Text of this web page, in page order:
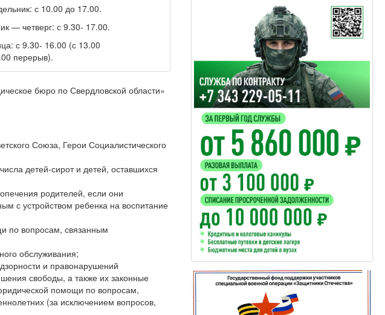
с 10.00 до 17.00.
— четверг: с 9.30- 17.00.
с 9.30- 16.00 (с 13.00
перерыв).
бюро по Свердловской области»
Союза, Герои Социалистического
детей-сирот и детей, оставшихся
родителей, если они
с устройством ребенка на воспитание
по вопросам, связанным
обслуживания;
и правонарушений
свободы, а также их законные
помощи по вопросам,
(за исключением вопросов,